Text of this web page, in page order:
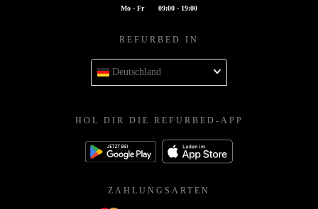
Mo - Fr 09:00 - 19:00
REFURBED IN
Deutschland
HOL DIR DIE REFURBED-APP
ZAHLUNGSARTEN